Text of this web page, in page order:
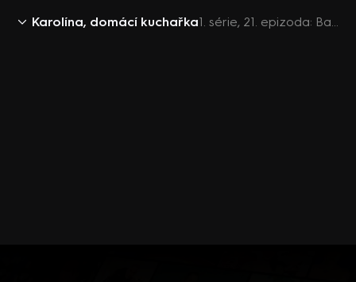
Karolína, domácí kuchařka 1. série, 21. epizoda: Babí léto